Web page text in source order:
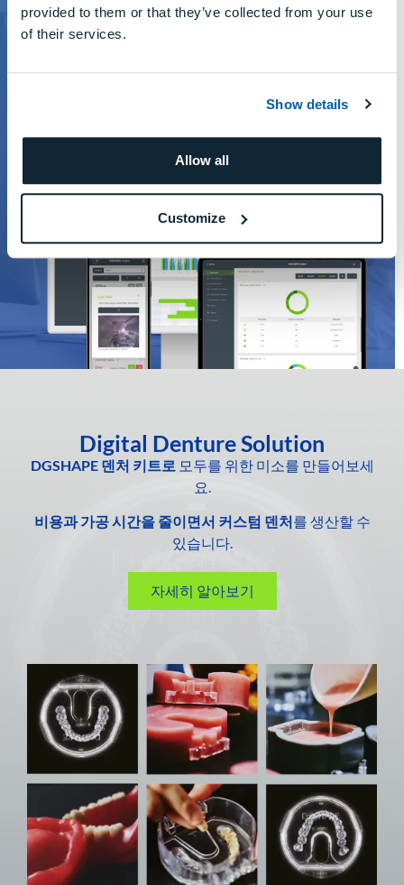
provided to them or that they’ve collected from your use
of their services.
Show details
Allow all
Customize
Digital Denture Solution
DGSHAPE 덴처 키트로 모두를 위한 미소를 만들어보세
요.
비용과 가공 시간을 줄이면서 커스텀 덴처를 생산할 수
있습니다.
자세히 알아보기